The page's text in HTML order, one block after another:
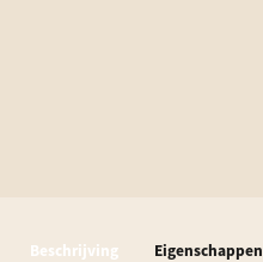
Beschrijving Eigenschappen